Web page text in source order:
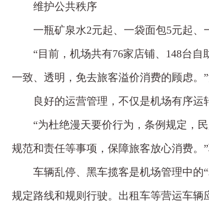
维护公共秩序
一瓶矿泉水2元起、一袋面包5元起
“目前，机场共有76家店铺、148台
一致、透明，免去旅客溢价消费的顾虑。
良好的运营管理，不仅是机场有序
“为杜绝漫天要价行为，条例规定，
规范和责任等事项，保障旅客放心消费。”
车辆乱停、黑车揽客是机场管理中的
规定路线和规则行驶。出租车等营运车辆